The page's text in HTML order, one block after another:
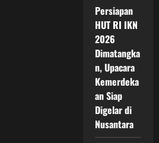
Persiapan
HUT RI IKN
2026
Dimatangka
n, Upacara
Kemerdeka
an Siap
Digelar di
Nusantara